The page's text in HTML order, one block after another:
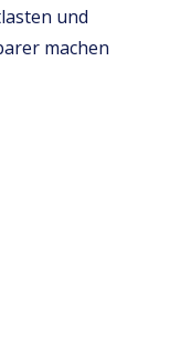
und
machen